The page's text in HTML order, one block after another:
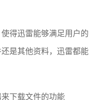
得迅雷能够满足用户的
是其他资料，迅雷都能
下载文件的功能